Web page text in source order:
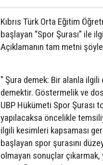
Kıbrıs Türk Orta Eğitim
başlayan “Spor Şurası” ile
Açıklamanın tam metni
" Şura demek: Bir alanla
demektir. Göstermelik ve
UBP Hükümeti Spor Şurası
yapılacaksa öncelikle
ilgili kesimleri kapsaması
başlayan spor şurasını
olmayan sonuçlar